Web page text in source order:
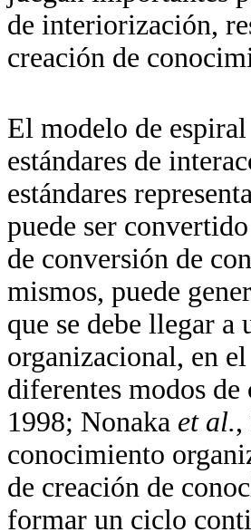
de interiorización,
creación de
El modelo de
estándares de
estándares
puede ser
de conversión de
mismos, puede
que se debe llegar
organizacional, en
diferentes modos
1998; Nonaka et al.,
conocimiento
de creación de
formar un ciclo